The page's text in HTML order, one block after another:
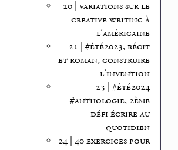
20 | variations sur le
creative writing à
l’américaine
21 | #été2023, récit
et roman, construire
l’invention
23 | #été2024
#anthologie, 2ème
défi écrire au
quotidien
24 | 40 exercices pour